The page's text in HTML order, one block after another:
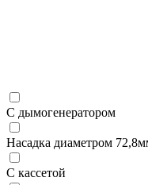
С дымогенератором
Насадка диаметром
С кассетой